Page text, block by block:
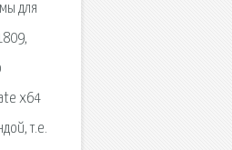
для
x64
т.е.